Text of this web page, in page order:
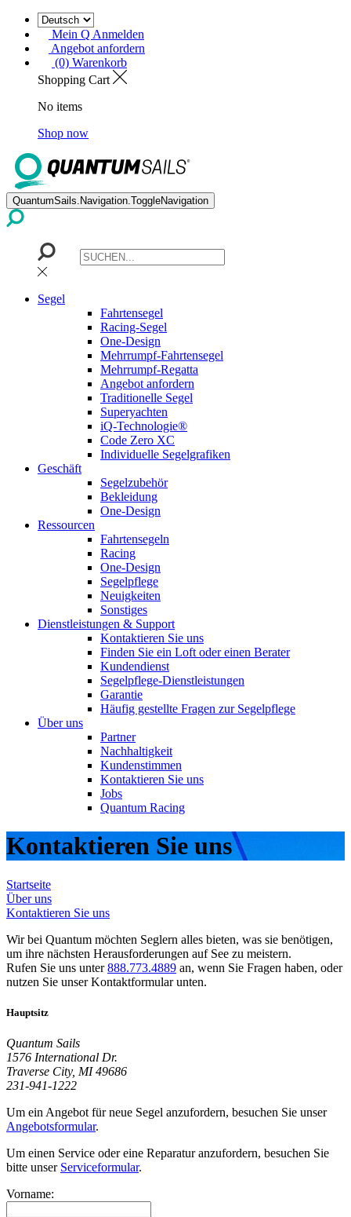
Mein Q Anmelden
Angebot anfordern
(0) Warenkorb
Shopping Cart
No items
Shop now
QuantumSails.Navigation.ToggleNavigation
Segel
Fahrtensegel
Racing-Segel
One-Design
Mehrrumpf-Fahrtensegel
Mehrrumpf-Regatta
Angebot anfordern
Traditionelle Segel
Superyachten
iQ-Technologie®
Code Zero XC
Individuelle Segelgrafiken
Geschäft
Segelzubehör
Bekleidung
One-Design
Ressourcen
Fahrtensegeln
Racing
One-Design
Segelpflege
Neuigkeiten
Sonstiges
Dienstleistungen & Support
Kontaktieren Sie uns
Finden Sie ein Loft oder einen Berater
Kundendienst
Segelpflege-Dienstleistungen
Garantie
Häufig gestellte Fragen zur Segelpflege
Über uns
Partner
Nachhaltigkeit
Kundenstimmen
Kontaktieren Sie uns
Jobs
Quantum Racing
Kontaktieren Sie uns
Startseite
Über uns
Kontaktieren Sie uns
Wir bei Quantum möchten Seglern alles bieten, was sie benötigen,
um ihre nächsten Herausforderungen auf See zu meistern.
Rufen Sie uns unter888.773.4889 an, wenn Sie Fragen haben, oder
nutzen Sie unser Kontaktformular unten.
Hauptsitz
Quantum Sails
1576 International Dr.
Traverse City, MI 49686
231-941-1222
Um ein Angebot für neue Segel anzufordern, besuchen Sie unser
Angebotsformular.
Um einen Service oder eine Reparatur anzufordern, besuchen Sie
bitte unser Serviceformular.
Vorname: